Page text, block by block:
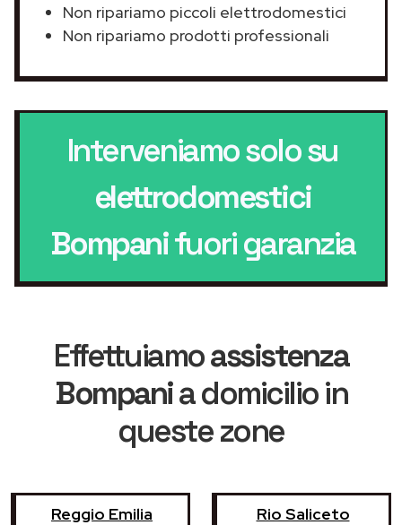
Non ripariamo piccoli elettrodomestici
Non ripariamo prodotti professionali
Interveniamo solo su
elettrodomestici
Bompanifuori garanzia
Effettuiamoassistenza
Bompania domicilio in
queste zone
Reggio Emilia Rio Saliceto